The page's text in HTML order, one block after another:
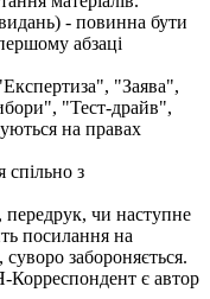
- повинна бути
абзаці
"Заява",
"Тест-драйв",
на правах
спільно з
передрук, чи наступне
посилання на
забороняється.
Корреспондент є автор